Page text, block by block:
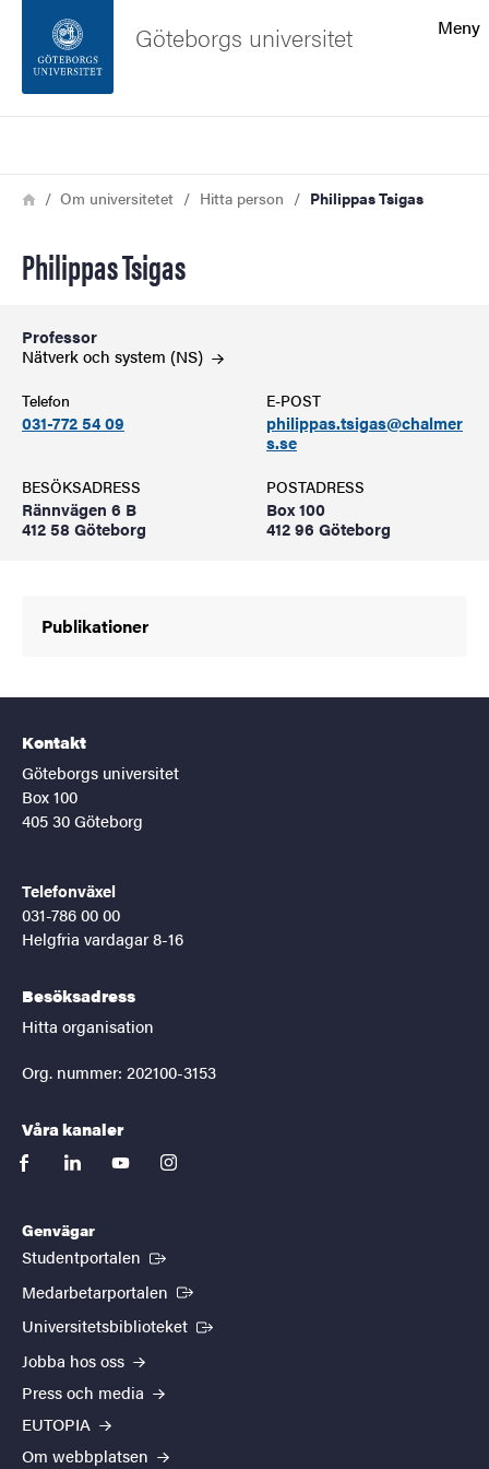
Sidfoten
Meny
Göteborgs universitet
Länkstig
HemOm universitetet Hitta person Philippas Tsigas
Philippas Tsigas
Professor
Nätverk och system (NS)
Telefon
031-772 54 09
E-POST
philippas.tsigas@chalmer
s.se
BESÖKSADRESS
Rännvägen 6 B
412 58 Göteborg
POSTADRESS
Box 100
412 96 Göteborg
Publikationer
Kontakt
Göteborgs universitet
Box 100
405 30 Göteborg
Telefonväxel
031-786 00 00
Helgfria vardagar 8-16
Besöksadress
Hitta organisation
Org. nummer: 202100-3153
Våra kanaler
facebooklinkedinyoutubeinstagram
Genvägar
Studentportalen (Extern länk)
Medarbetarportalen (Extern länk)
Universitetsbiblioteket (Extern länk)
Jobba hos oss
Press och media
EUTOPIA
Om webbplatsen